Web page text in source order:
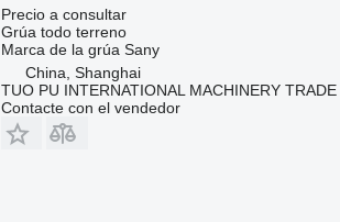
Precio a consultar
Grúa todo terreno
Marca de la grúa Sany
China, Shanghai
TUO PU INTERNATIONAL MACHINERY
Contacte con el vendedor